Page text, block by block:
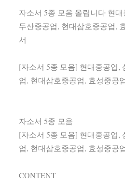
자소서 5종 모음 올립니다 현
두산중공업, 현대삼호중공업,
서
[자소서 5종 모음] 현대중공업,
업, 현대삼호중공업, 효성중공
자소서 5종 모음
[자소서 5종 모음] 현대중공업,
업, 현대삼호중공업, 효성중공
CONTENT